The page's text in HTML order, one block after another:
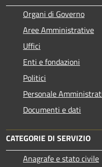
Organi di Governo
Aree Amministrative
Uffici
Enti e fondazioni
Politici
Personale
Documenti e dati
CATEGORIE DI SERVIZIO
Anagrafe e stato civile